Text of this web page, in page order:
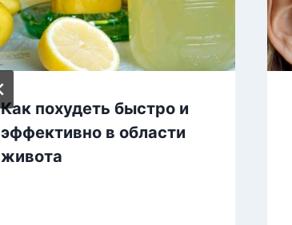
Как похудеть быстро и
эффективно в области
живота